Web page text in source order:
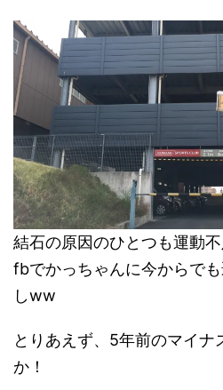
結石の原因のひとつも運動不
fbでかっちゃんに今からで
しww
とりあえず、5年前のマイナ
か！